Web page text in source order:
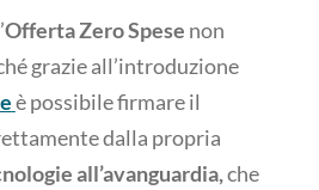
Offerta Zero Spese non
grazie all’introduzione
è possibile firmare il
dalla propria
all’avanguardia,che